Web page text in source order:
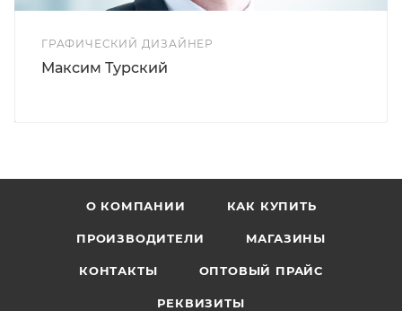
ГРАФИЧЕСКИЙ ДИЗАЙНЕР
Максим Турский
О КОМПАНИИ КАК КУПИТЬ
ПРОИЗВОДИТЕЛИ МАГАЗИНЫ
КОНТАКТЫ ОПТОВЫЙ ПРАЙС
РЕКВИЗИТЫ